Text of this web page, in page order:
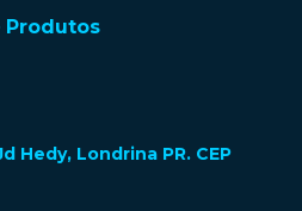
Produtos
Hedy, Londrina PR. CEP